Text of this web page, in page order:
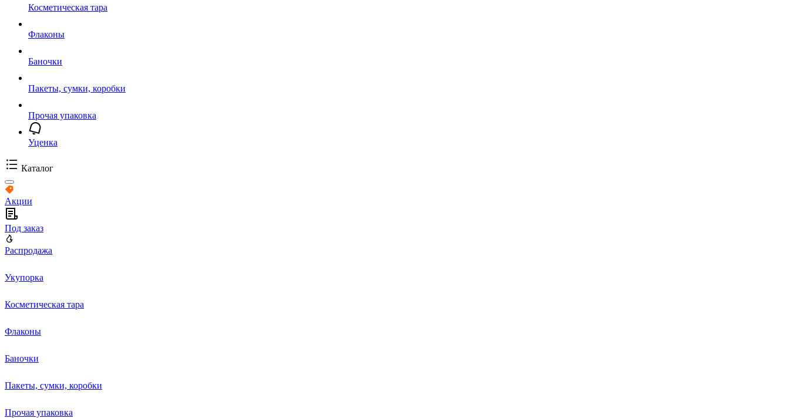
Косметическая тара
Флаконы
Баночки
Пакеты, сумки, коробки
Прочая упаковка
Уценка
Каталог
Акции
Под заказ
Распродажа
Укупорка
Косметическая тара
Флаконы
Баночки
Пакеты, сумки, коробки
Прочая упаковка